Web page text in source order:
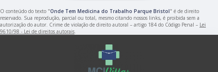
O conteúdo do texto "Onde Tem Medicina do Trabalho Parque Bristol" é de direito
reservado. Sua reprodução, parcial ou total, mesmo citando nossos links, é proibida sem a
autorização do autor. Crime de violação de direito autoral – artigo 184 do Código Penal – Lei
9610/98 - Lei de direitos autorais